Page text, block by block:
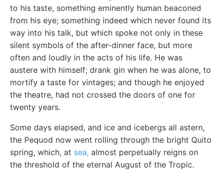
to his taste, something eminently human beaconed
from his eye; something indeed which never found its
way into his talk, but which spoke not only in these
silent symbols of the after-dinner face, but more
often and loudly in the acts of his life. He was
austere with himself; drank gin when he was alone, to
mortify a taste for vintages; and though he enjoyed
the theatre, had not crossed the doors of one for
twenty years.
Some days elapsed, and ice and icebergs all astern,
the Pequod now went rolling through the bright Quito
spring, which, at sea, almost perpetually reigns on
the threshold of the eternal August of the Tropic.